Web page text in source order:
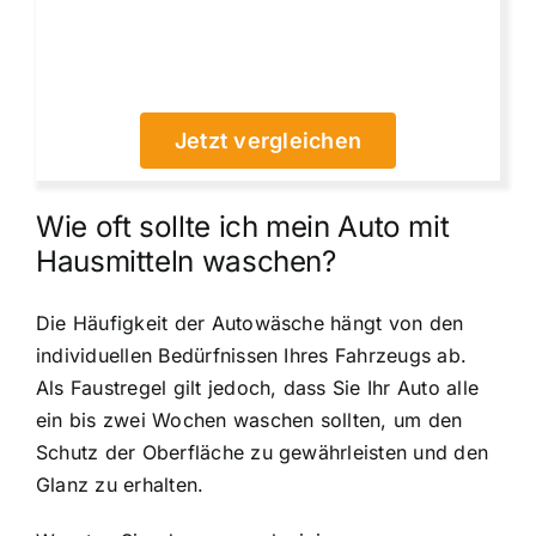
Jetzt vergleichen
Wie oft sollte ich mein Auto mit
Hausmitteln waschen?
Die Häufigkeit der Autowäsche hängt von den
individuellen Bedürfnissen Ihres Fahrzeugs ab.
Als Faustregel gilt jedoch, dass Sie Ihr Auto alle
ein bis zwei Wochen waschen sollten, um den
Schutz der Oberfläche zu gewährleisten und den
Glanz zu erhalten.